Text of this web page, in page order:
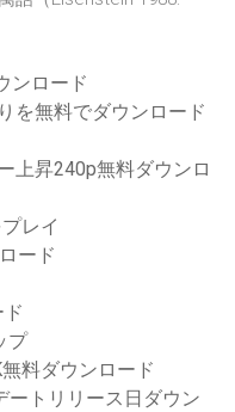
ンロード
を無料でダウンロード
上昇240p無料ダウンロ
レイ
ード
プ
料ダウンロード
ートリリース日ダウン